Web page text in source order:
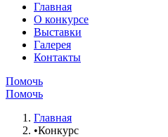
Главная
О конкурсе
Выставки
Галерея
Контакты
Помочь
Помочь
Главная
•Конкурс